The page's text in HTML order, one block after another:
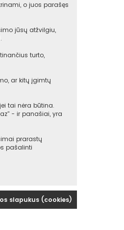
o juos parašęs
jūsų atžvilgiu,
turto,
ar kitų įgimtų
tai nėra būtina.
- ir panašiai, yra
prarastų
pašalinti
slapukus (cookies)